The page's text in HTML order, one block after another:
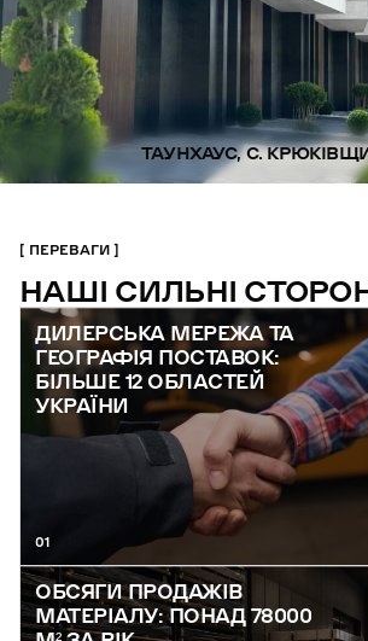
ТАУНХАУС, С.
ПЕРЕВАГИ
НАШІ СИЛЬНІ
ДИЛЕРСЬКА МЕРЕЖА ТА
ГЕОГРАФІЯ ПОСТАВОК:
БІЛЬШЕ 12 ОБЛАСТЕЙ
УКРАЇНИ
01
ОБСЯГИ ПРОДАЖІВ
МАТЕРІАЛУ: ПОНАД 78000